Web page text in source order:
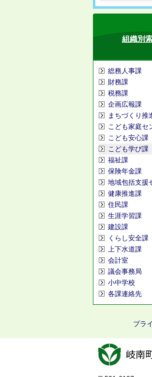
組織別索
総務人事課
財務課
税務課
企画広報課
まちづくり推
こども家庭セ
こども安心課
こども学び課
福祉課
保険年金課
地域包括支援
健康推進課
住民課
生涯学習課
建設課
くらし安全課
上下水道課
会計室
議会事務局
小中学校
各課連絡先
プラ